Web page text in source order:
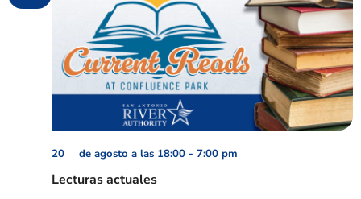
Lecturas actuales
20 de agosto a las 18:00 - 7:00 pm